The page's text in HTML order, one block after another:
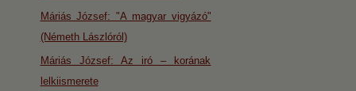
Máriás József: "A magyar vigyázó"
(Németh Lászlóról)
Máriás József: Az iró – korának
lelkiismerete